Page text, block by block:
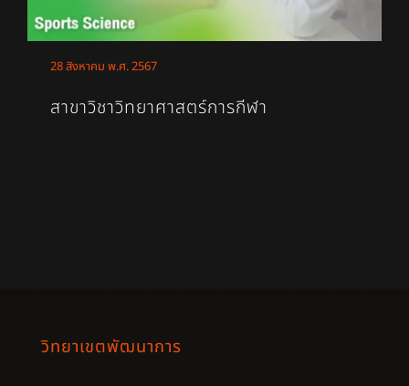
28 สิงหาคม พ.ศ. 2567
สาขาวิชาวิทยาศาสตร์การกีฬา
วิทยาเขตพัฒนาการ